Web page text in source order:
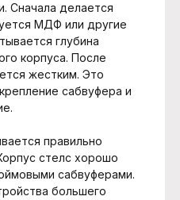
Сначала делается
МДФ или другие
глубина
корпуса. После
жестким. Это
сабвуфера и
правильно
стелс хорошо
сабвуферами.
большего